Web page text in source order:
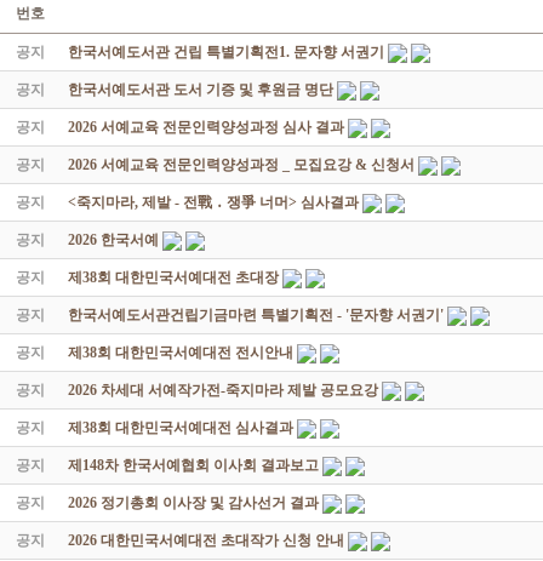
번호
공지 한국서예도서관 건립 특별기획전1. 문자향 서권기
공지 한국서예도서관 도서 기증 및 후원금 명단
공지 2026 서예교육 전문인력양성과정 심사 결과
공지 2026 서예교육 전문인력양성과정 _ 모집요강 & 신청서
공지 <죽지마라, 제발 - 전戰 ․ 쟁爭 너머> 심사결과
공지 2026 한국서예
공지 제38회 대한민국서예대전 초대장
공지 한국서예도서관건립기금마련 특별기획전 - '문자향 서권기'
공지 제38회 대한민국서예대전 전시안내
공지 2026 차세대 서예작가전-죽지마라 제발 공모요강
공지 제38회 대한민국서예대전 심사결과
공지 제148차 한국서예협회 이사회 결과보고
공지 2026 정기총회 이사장 및 감사선거 결과
공지 2026 대한민국서예대전 초대작가 신청 안내